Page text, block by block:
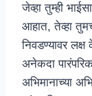
जेव्हा तुम्ही
आहात, तेव्हा
निवडण्यावर
अनेकदा
अभिमानाच्या